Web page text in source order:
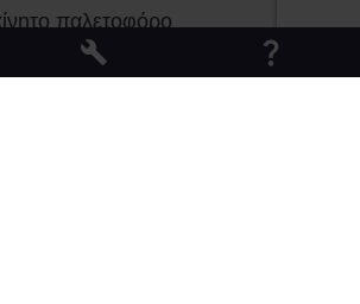
παλετοφόρο
παλετοφόρο